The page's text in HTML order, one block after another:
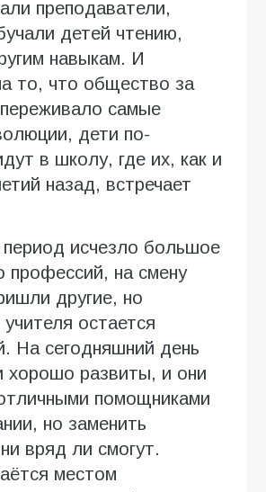
преподаватели,
детей чтению,
навыкам. И
то, что общество за
самые
дети по-
в школу, где их, как и
назад, встречает
исчезло большое
профессий, на смену
другие, но
остается
На сегодняшний день
хорошо развиты, и они
помощниками
но заменить
вряд ли смогут.
местом